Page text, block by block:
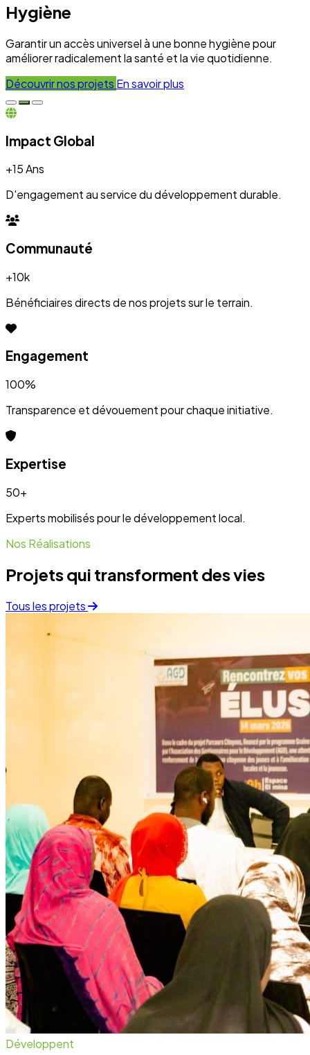
+10k
Bénéficiaires directs de nos projets sur le terrain.
Engagement
Transparence et dévouement pour chaque initiative.
Expertise
Experts mobilisés pour le développement local.
Nos Réalisations
Projets qui transforment des vies
Développent
Ateliers communautaires
Lire la suite